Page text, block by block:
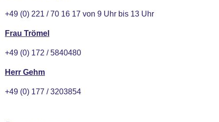
+49 (0) 221 / 70 16 17 von 9 Uhr bis 13 Uhr
Frau Trömel
+49 (0) 172 / 5840480
Herr Gehm
+49 (0) 177 / 3203854